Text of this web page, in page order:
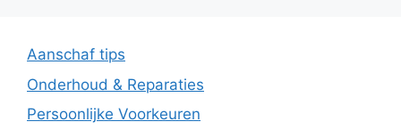
Aanschaf tips
Onderhoud & Reparaties
Persoonlijke Voorkeuren